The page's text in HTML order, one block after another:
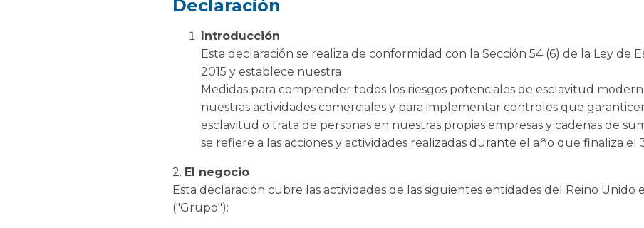
Declaración
Introducción
Esta declaración se realiza de conformidad con la Sección 54 (6) de la Ley de
2015 y establece nuestra
Medidas para comprender todos los riesgos potenciales de esclavitud
nuestras actividades comerciales y para implementar controles que
esclavitud o trata de personas en nuestras propias empresas y cadenas de
se refiere a las acciones y actividades realizadas durante el año que finaliza el
2. El negocio
Esta declaración cubre las actividades de las siguientes entidades del Reino Unido
("Grupo"):